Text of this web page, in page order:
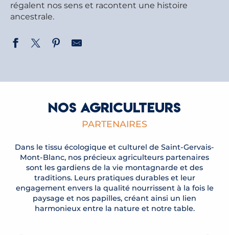
régalent nos sens et racontent une histoire
ancestrale.
NOS AGRICULTEURS
PARTENAIRES
Dans le tissu écologique et culturel de Saint-Gervais-
Mont-Blanc, nos précieux agriculteurs partenaires
sont les gardiens de la vie montagnarde et des
traditions. Leurs pratiques durables et leur
engagement envers la qualité nourrissent à la fois le
paysage et nos papilles, créant ainsi un lien
harmonieux entre la nature et notre table.